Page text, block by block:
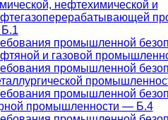
нефтехимической и
промышленной
и газовой
промышленной
промышленной
промышленности — Б.4